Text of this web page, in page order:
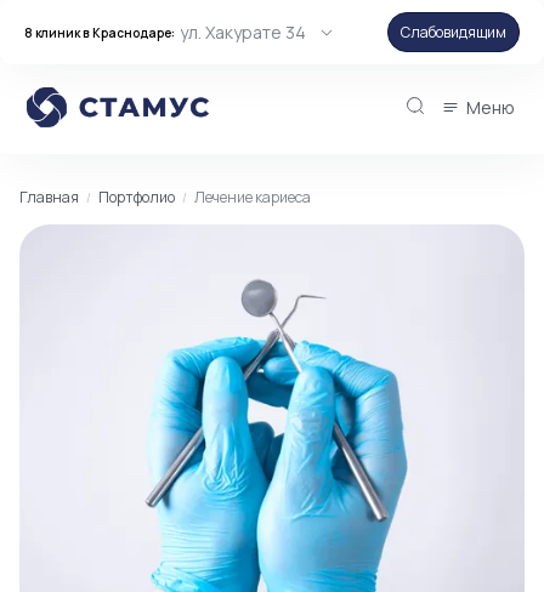
8 клиник в Краснодаре: ул. Хакурате 34 Слабовидящим
Меню
Главная Портфолио Лечение кариеса